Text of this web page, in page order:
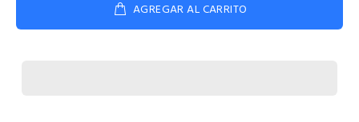
AGREGAR AL CARRITO